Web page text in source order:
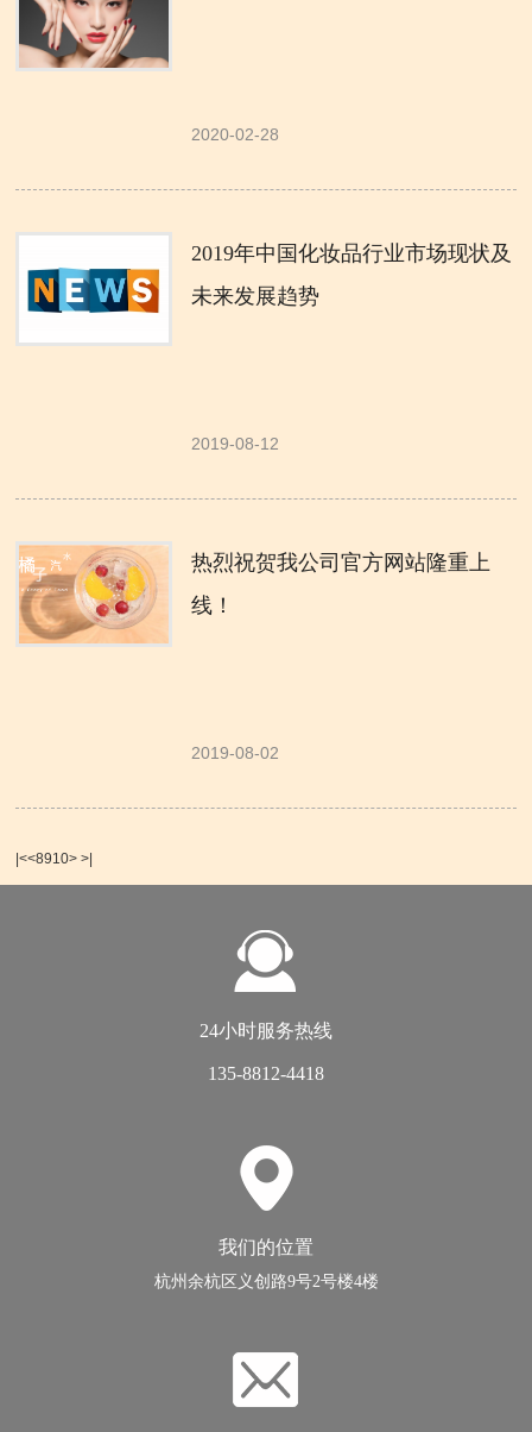
2020-02-28
2019年中国化妆品行业市场现状及
未来发展趋势
2019-08-12
热烈祝贺我公司官方网站隆重上
线！
2019-08-02
|<<8910> >|
24小时服务热线
135-8812-4418
我们的位置
杭州余杭区义创路9号2号楼4楼